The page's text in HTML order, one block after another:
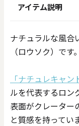
アイテム説明
ナチュラルな風合
（ロウソク）です。
「ナチュレキャ
ルを代表するロン
表面がクレーター
と質感を持ってい